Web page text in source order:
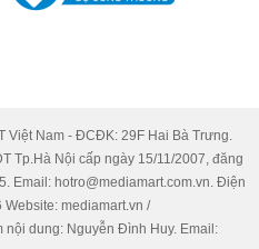
Việt Nam - ĐCĐK: 29F Hai Bà Trưng.
Tp.Hà Nội cấp ngày 15/11/2007, đăng
Email: hotro@mediamart.com.vn. Điện
mediamart.vn /
nội dung: Nguyễn Đình Huy. Email: